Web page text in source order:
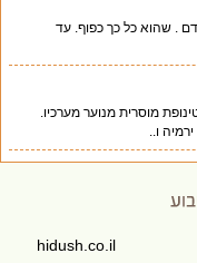
שהוא כל כך כפוף. עד
מוסרית מנוער מערכיו.
ו..
hidush.co.il